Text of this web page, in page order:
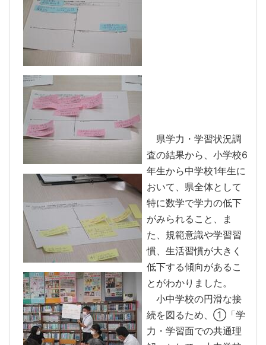
県学力・学習状況調
査の結果から、小学校6
年生から中学校1年生に
おいて、県全体として
特に数学で学力の低下
がみられること、ま
た、規範意識や学習習
慣、生活習慣が大きく
低下する傾向があるこ
とがわかりました。
小中学校の円滑な接
続を図るため、①「学
力・学習面での共通理